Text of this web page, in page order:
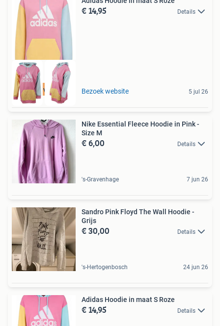
Tot 75% voordeel
€ 14,95 Details
Bezoek website 5 jul 26
Nike Essential Fleece Hoodie in Pink -
Size M
€ 6,00 Details
's-Gravenhage 7 jun 26
Sandro Pink Floyd The Wall Hoodie -
Grijs
€ 30,00 Details
's-Hertogenbosch 24 jun 26
Adidas Hoodie in maat S Roze
€ 14,95 Details